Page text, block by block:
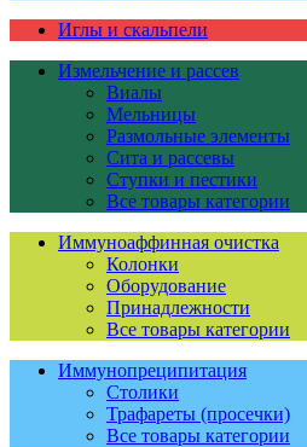
Иглы и скальпели
Измельчение и рассев
Виалы
Мельницы
Размольные элементы
Сита и рассевы
Ступки и пестики
Все товары категории
Иммуноаффинная очистка
Колонки
Оборудование
Принадлежности
Все товары категории
Иммунопреципитация
Столики
Трафареты (просечки)
Все товары категории